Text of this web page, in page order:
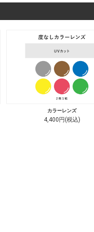
カラーレンズ
4,400円(税込)